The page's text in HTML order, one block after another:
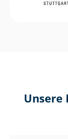
Unsere